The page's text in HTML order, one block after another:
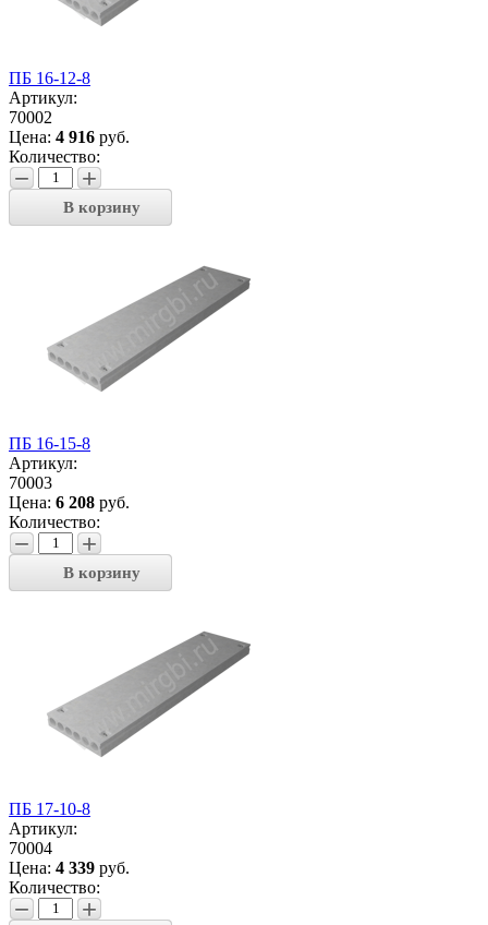
ПБ 16-12-8
Артикул:
70002
Цена: 4 916 руб.
Количество:
− +
В корзину
ПБ 16-15-8
Артикул:
70003
Цена: 6 208 руб.
Количество:
− +
В корзину
ПБ 17-10-8
Артикул:
70004
Цена: 4 339 руб.
Количество:
− +